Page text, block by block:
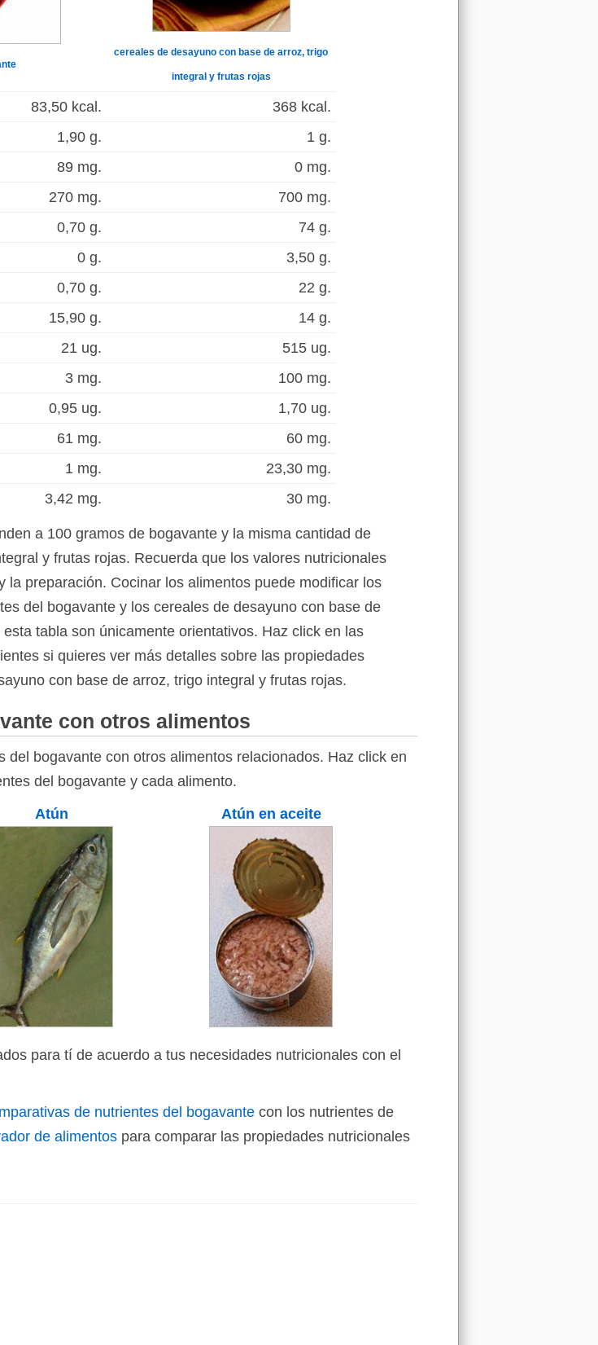
cereales de desayuno con base de arroz, trigo
integral y frutas rojas
83,50 kcal.
368 kcal.
1,90 g.
1 g.
89 mg.
0 mg.
270 mg.
700 mg.
0,70 g.
74 g.
0 g.
3,50 g.
0,70 g.
22 g.
15,90 g.
14 g.
21 ug.
515 ug.
3 mg.
100 mg.
0,95 ug.
1,70 ug.
61 mg.
60 mg.
1 mg.
23,30 mg.
3,42 mg. 30 mg.
a 100 gramos de bogavante y la misma cantidad de
y frutas rojas. Recuerda que los valores nutricionales
preparación. Cocinar los alimentos puede modificar los
del bogavante y los cereales de desayuno con base de
tabla son únicamente orientativos. Haz click en las
si quieres ver más detalles sobre las propiedades
con base de arroz, trigo integral y frutas rojas.
con otros alimentos
bogavante con otros alimentos relacionados. Haz click en
del bogavante y cada alimento.
Atún Atún en aceite
para tí de acuerdo a tus necesidades nutricionales con el
de nutrientes del bogavante con los nutrientes de
de alimentos para comparar las propiedades nutricionales